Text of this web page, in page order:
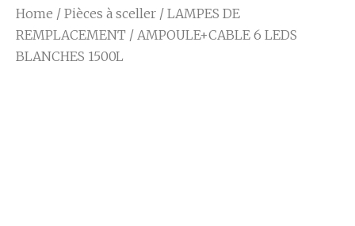
Home / Pièces à sceller / LAMPES DE
REMPLACEMENT / AMPOULE+CABLE 6 LEDS
BLANCHES 1500L